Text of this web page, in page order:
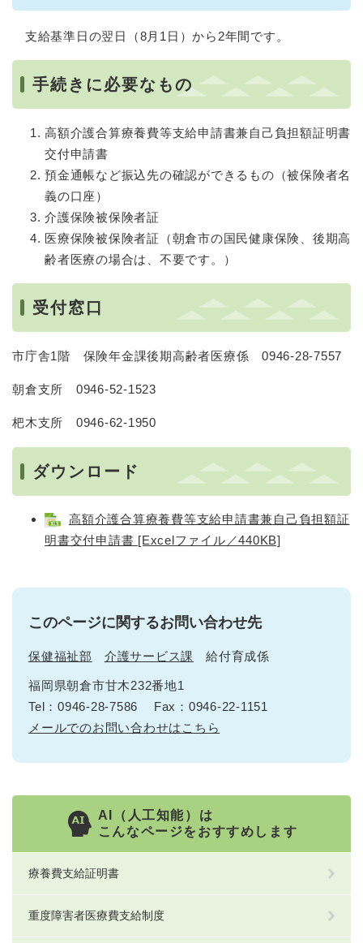
支給基準日の翌日（8月1日）から2年間です。
手続きに必要なもの
高額介護合算療養費等支給申請書兼自己負担額証明書
交付申請書
預金通帳など振込先の確認ができるもの（被保険者名
義の口座）
介護保険被保険者証
医療保険被保険者証（朝倉市の国民健康保険、後期高
齢者医療の場合は、不要です。）
受付窓口
市庁舎1階 保険年金課後期高齢者医療係 0946-28-7557
朝倉支所 0946-52-1523
杷木支所 0946-62-1950
ダウンロード
高額介護合算療養費等支給申請書兼自己負担額証
明書交付申請書 [Excelファイル／440KB]
このページに関するお問い合わせ先
保健福祉部 介護サービス課 給付育成係
福岡県朝倉市甘木232番地1
Tel：0946-28-7586
Fax：0946-22-1151
メールでのお問い合わせはこちら
AI（人工知能）は
こんなページをおすすめします
療養費支給証明書
重度障害者医療費支給制度